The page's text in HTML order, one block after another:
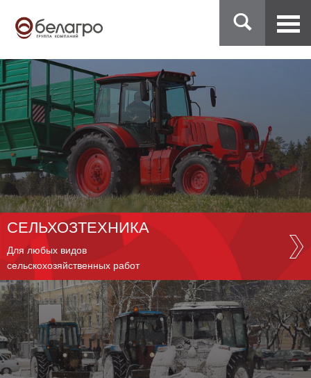
СЕЛЬХОЗТЕХНИКА
Для любых видов
сельскохозяйственных работ